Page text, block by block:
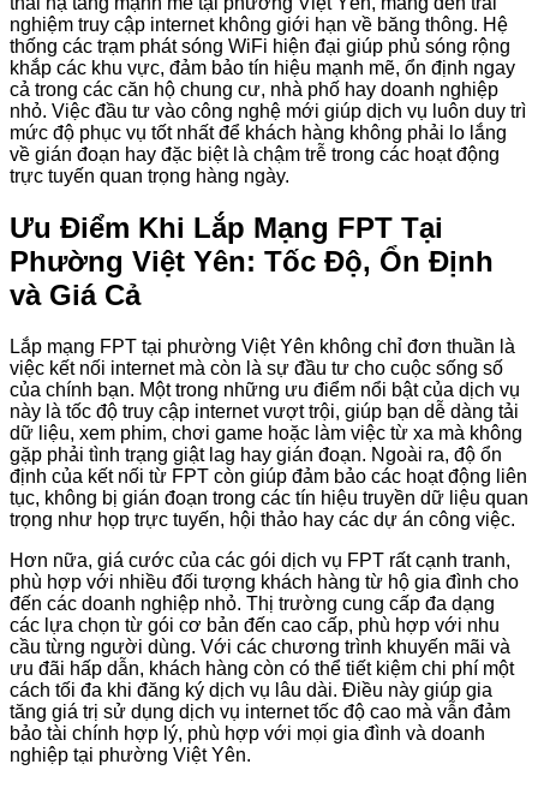
nghiệm truy cập internet không giới hạn về băng thông. Hệ
thống các trạm phát sóng WiFi hiện đại giúp phủ sóng rộng
khắp các khu vực, đảm bảo tín hiệu mạnh mẽ, ổn định ngay
cả trong các căn hộ chung cư, nhà phố hay doanh nghiệp
nhỏ. Việc đầu tư vào công nghệ mới giúp dịch vụ luôn duy trì
mức độ phục vụ tốt nhất để khách hàng không phải lo lắng
về gián đoạn hay đặc biệt là chậm trễ trong các hoạt động
trực tuyến quan trọng hàng ngày.
Ưu Điểm Khi Lắp Mạng FPT Tại
Phường Việt Yên: Tốc Độ, Ổn Định
và Giá Cả
Lắp mạng FPT tại phường Việt Yên không chỉ đơn thuần là
việc kết nối internet mà còn là sự đầu tư cho cuộc sống số
của chính bạn. Một trong những ưu điểm nổi bật của dịch vụ
này là tốc độ truy cập internet vượt trội, giúp bạn dễ dàng tải
dữ liệu, xem phim, chơi game hoặc làm việc từ xa mà không
gặp phải tình trạng giật lag hay gián đoạn. Ngoài ra, độ ổn
định của kết nối từ FPT còn giúp đảm bảo các hoạt động liên
tục, không bị gián đoạn trong các tín hiệu truyền dữ liệu quan
trọng như họp trực tuyến, hội thảo hay các dự án công việc.
Hơn nữa, giá cước của các gói dịch vụ FPT rất cạnh tranh,
phù hợp với nhiều đối tượng khách hàng từ hộ gia đình cho
đến các doanh nghiệp nhỏ. Thị trường cung cấp đa dạng
các lựa chọn từ gói cơ bản đến cao cấp, phù hợp với nhu
cầu từng người dùng. Với các chương trình khuyến mãi và
ưu đãi hấp dẫn, khách hàng còn có thể tiết kiệm chi phí một
cách tối đa khi đăng ký dịch vụ lâu dài. Điều này giúp gia
tăng giá trị sử dụng dịch vụ internet tốc độ cao mà vẫn đảm
bảo tài chính hợp lý, phù hợp với mọi gia đình và doanh
nghiệp tại phường Việt Yên.